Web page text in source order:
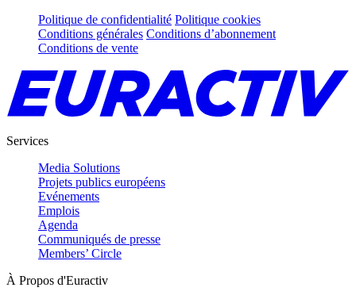
Politique de confidentialité Politique cookies
Conditions générales Conditions d’abonnement
Conditions de vente
Services
Media Solutions
Projets publics européens
Evénements
Emplois
Agenda
Communiqués de presse
Members’ Circle
À Propos d'Euractiv